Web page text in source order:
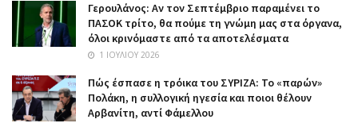
Γερουλάνος: Αν τον Σεπτέμβριο παραμένει το
ΠΑΣΟΚ τρίτο, θα πούμε τη γνώμη μας στα όργανα,
όλοι κρινόμαστε από τα αποτελέσματα
1 ΙΟΥΛΊΟΥ 2026
Πώς έσπασε η τρόικα του ΣΥΡΙΖΑ: Το «παρών»
Πολάκη, η συλλογική ηγεσία και ποιοι θέλουν
Αρβανίτη, αντί Φάμελλου